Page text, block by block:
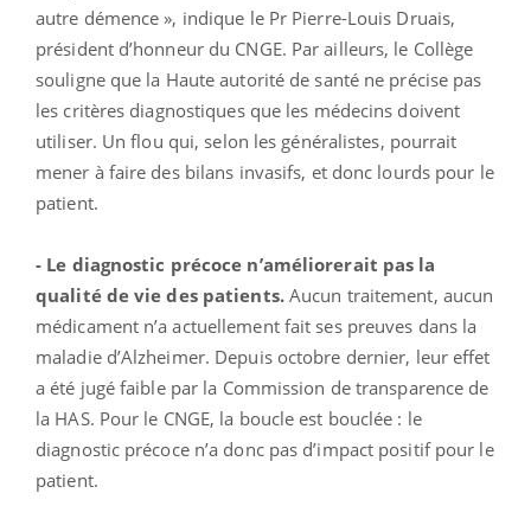
autre démence », indique le Pr Pierre-Louis Druais,
président d’honneur du CNGE. Par ailleurs, le Collège
souligne que la Haute autorité de santé ne précise pas
les critères diagnostiques que les médecins doivent
utiliser. Un flou qui, selon les généralistes, pourrait
mener à faire des bilans invasifs, et donc lourds pour le
patient.
- Le diagnostic précoce n’améliorerait pas la
qualité de vie des patients. Aucun traitement, aucun
médicament n’a actuellement fait ses preuves dans la
maladie d’Alzheimer. Depuis octobre dernier, leur effet
a été jugé faible par la Commission de transparence de
la HAS. Pour le CNGE, la boucle est bouclée : le
diagnostic précoce n’a donc pas d’impact positif pour le
patient.